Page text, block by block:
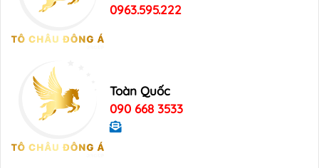
0963.595.222
Toàn Quốc
090 668 3533